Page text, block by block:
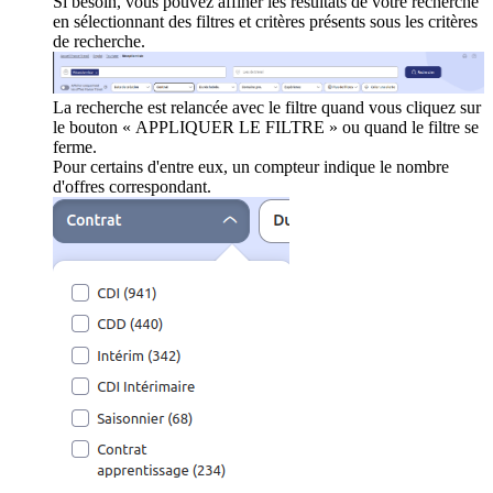
en sélectionnant des filtres et critères présents sous les critères
de recherche.
La recherche est relancée avec le filtre quand vous cliquez sur
le bouton « APPLIQUER LE FILTRE » ou quand le filtre se
ferme.
Pour certains d'entre eux, un compteur indique le nombre
d'offres correspondant.